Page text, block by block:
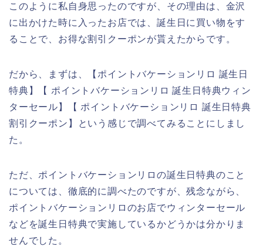
このように私自身思ったのですが、その理由は、金沢
に出かけた時に入ったお店では、誕生日に買い物をす
ることで、お得な割引クーポンが貰えたからです。
だから、まずは、【ポイントバケーションリロ 誕生日
特典】【 ポイントバケーションリロ 誕生日特典ウィン
ターセール】【 ポイントバケーションリロ 誕生日特典
割引クーポン】という感じで調べてみることにしまし
た。
ただ、ポイントバケーションリロの誕生日特典のこと
については、徹底的に調べたのですが、残念ながら、
ポイントバケーションリロのお店でウィンターセール
などを誕生日特典で実施しているかどうかは分かりま
せんでした。